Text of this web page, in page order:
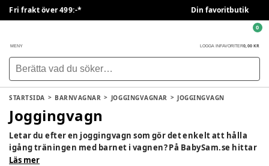
Fri frakt över 499:-* Din favoritbutik
MENY LOGGA IN FAVORITER0,00 KR
0
STARTSIDA BARNVAGNAR JOGGINGVAGNAR JOGGINGVAGN
Joggingvagn
Letar du efter en joggingvagn som gör det enkelt att hålla
igång träningen med barnet i vagnen? På BabySam.se hittar
du ett brett sortiment av joggingvagnar som kombinerar
Läs mer